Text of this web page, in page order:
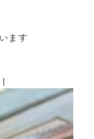
ます